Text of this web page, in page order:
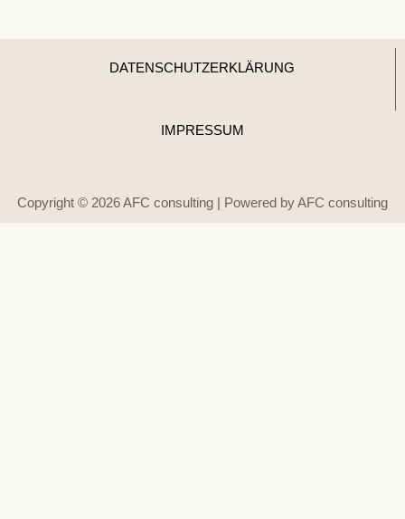
DATENSCHUTZERKLÄRUNG
IMPRESSUM
Copyright © 2026 AFC consulting | Powered by AFC consulting